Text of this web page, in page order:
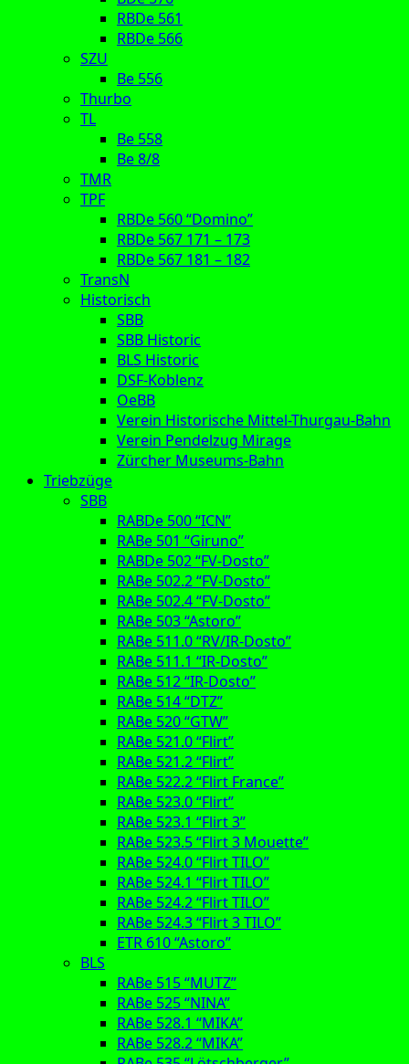
RBDe 561
RBDe 566
SZU
Be 556
Thurbo
TL
Be 558
Be 8/8
TMR
TPF
RBDe 560 “Domino”
RBDe 567 171 – 173
RBDe 567 181 – 182
TransN
Historisch
SBB
SBB Historic
BLS Historic
DSF-Koblenz
OeBB
Verein Historische Mittel-Thurgau-Bahn
Verein Pendelzug Mirage
Zürcher Museums-Bahn
Triebzüge
SBB
RABDe 500 “ICN”
RABe 501 “Giruno”
RABDe 502 “FV-Dosto”
RABe 502.2 “FV-Dosto”
RABe 502.4 “FV-Dosto”
RABe 503 “Astoro”
RABe 511.0 “RV/IR-Dosto”
RABe 511.1 “IR-Dosto”
RABe 512 “IR-Dosto”
RABe 514 “DTZ”
RABe 520 “GTW”
RABe 521.0 “Flirt”
RABe 521.2 “Flirt”
RABe 522.2 “Flirt France”
RABe 523.0 “Flirt”
RABe 523.1 “Flirt 3”
RABe 523.5 “Flirt 3 Mouette”
RABe 524.0 “Flirt TILO”
RABe 524.1 “Flirt TILO”
RABe 524.2 “Flirt TILO”
RABe 524.3 “Flirt 3 TILO”
ETR 610 “Astoro”
BLS
RABe 515 “MUTZ”
RABe 525 “NINA”
RABe 528.1 “MIKA”
RABe 528.2 “MIKA”